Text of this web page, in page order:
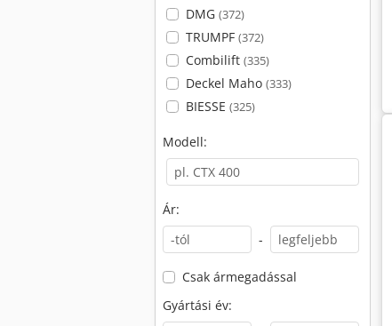
DMG (372)
TRUMPF (372)
Combilift (335)
Deckel Maho (333)
BIESSE (325)
Modell:
Ár:
-
Csak ármegadással
Gyártási év: